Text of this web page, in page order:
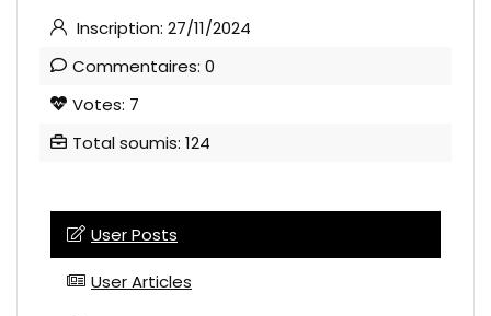
Inscription: 27/11/2024
Commentaires: 0
Votes: 7
Total soumis: 124
User Posts
User Articles